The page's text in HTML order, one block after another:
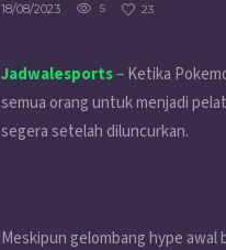
18/08/2023 5 23
Jadwalesports– Ketika
semua orang untuk menjadi
segera setelah diluncurkan.
Meskipun gelombang hype